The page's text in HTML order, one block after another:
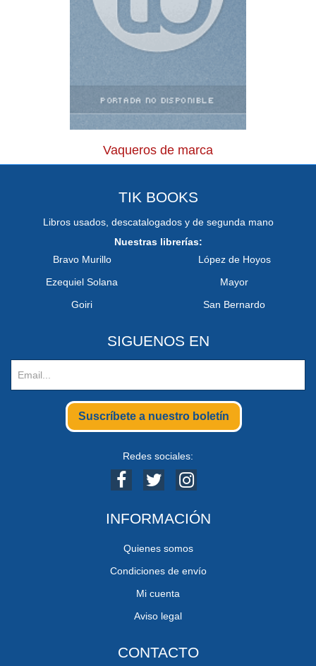
Vaqueros de marca
TIK BOOKS
Libros usados, descatalogados y de segunda mano
Nuestras librerías:
Bravo Murillo
Ezequiel Solana
Goiri
López de Hoyos
Mayor
San Bernardo
SIGUENOS EN
Suscríbete a nuestro boletín
Redes sociales:
INFORMACIÓN
Quienes somos
Condiciones de envío
Mi cuenta
Aviso legal
CONTACTO